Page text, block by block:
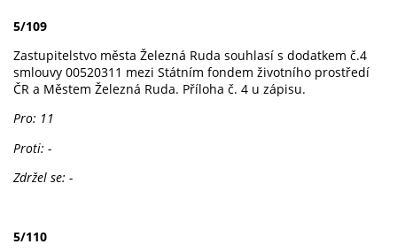
5/109
Zastupitelstvo města Železná Ruda souhlasí s dodatkem č.4
smlouvy 00520311 mezi Státním fondem životního prostředí
ČR a Městem Železná Ruda. Příloha č. 4 u zápisu.
Pro: 11
Proti: -
Zdržel se: -
5/110